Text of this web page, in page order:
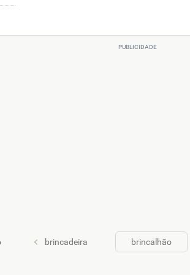
brincadeira brincalhão